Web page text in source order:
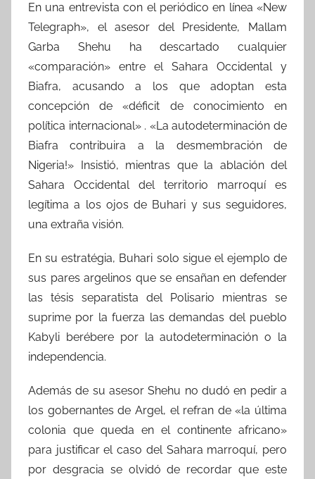
En una entrevista con el periódico en línea «New
Telegraph», el asesor del Presidente, Mallam
Garba Shehu ha descartado cualquier
«comparación» entre el Sahara Occidental y
Biafra, acusando a los que adoptan esta
concepción de «déficit de conocimiento en
política internacional» . «La autodeterminación de
Biafra contribuira a la desmembración de
Nigeria!» Insistió, mientras que la ablación del
Sahara Occidental del territorio marroquí es
legítima a los ojos de Buhari y sus seguidores,
una extraña visión.
En su estratégia, Buhari solo sigue el ejemplo de
sus pares argelinos que se ensañan en defender
las tésis separatista del Polisario mientras se
suprime por la fuerza las demandas del pueblo
Kabyli berébere por la autodeterminación o la
independencia.
Además de su asesor Shehu no dudó en pedir a
los gobernantes de Argel, el refran de «la última
colonia que queda en el continente africano»
para justificar el caso del Sahara marroquí, pero
por desgracia se olvidó de recordar que este